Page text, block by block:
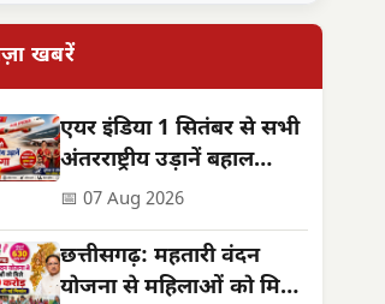
खबरें
एयर इंडिया 1 सितंबर से सभी
अंतरराष्ट्रीय उड़ानें बहाल
करेगा, फ्रीक्वेंसी भी बढ़ेगी
📅 07 Aug 2026
छत्तीसगढ़: महतारी वंदन
योजना से महिलाओं को मिले